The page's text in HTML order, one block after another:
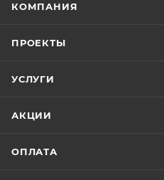
КОМПАНИЯ
ПРОЕКТЫ
УСЛУГИ
АКЦИИ
ОПЛАТА